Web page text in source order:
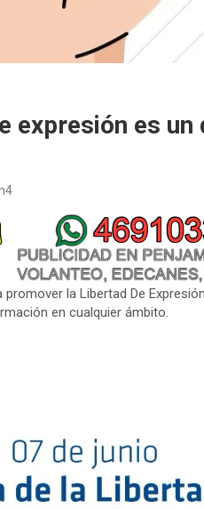
es un
la Libertad De
en cualquier ámbito.